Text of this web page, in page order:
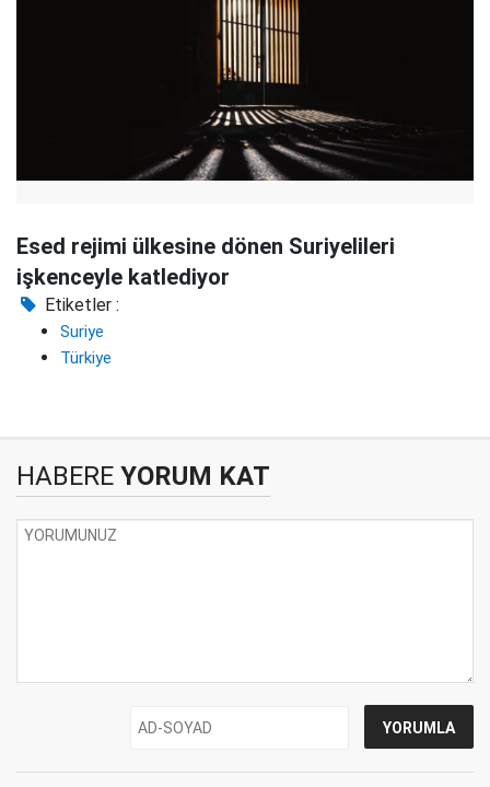
Esed rejimi ülkesine dönen Suriyelileri
işkenceyle katlediyor
Etiketler :
Suriye
Türkiye
HABERE YORUM KAT